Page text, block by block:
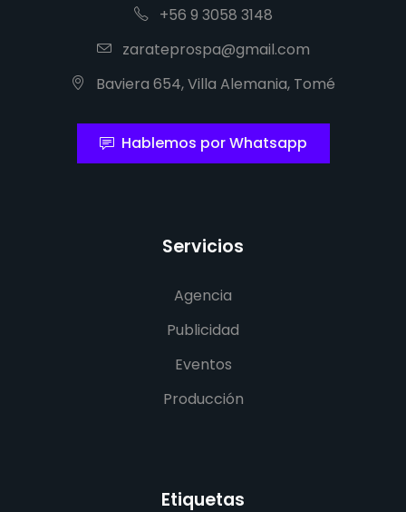
+56 9 3058 3148
zarateprospa@gmail.com
Baviera 654, Villa Alemania, Tomé
Hablemos por Whatsapp
Servicios
Agencia
Publicidad
Eventos
Producción
Etiquetas